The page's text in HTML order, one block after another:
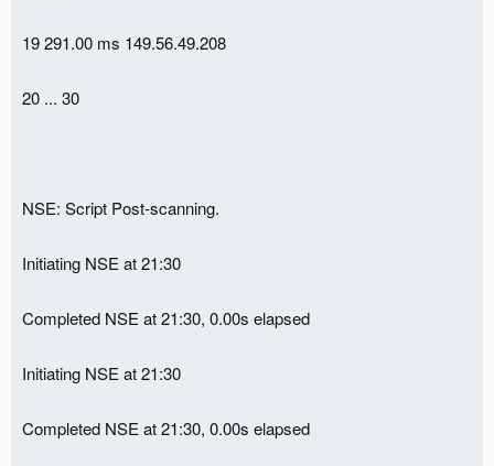
19 291.00 ms 149.56.49.208
20 ... 30
NSE: Script Post-scanning.
Initiating NSE at 21:30
Completed NSE at 21:30, 0.00s elapsed
Initiating NSE at 21:30
Completed NSE at 21:30, 0.00s elapsed